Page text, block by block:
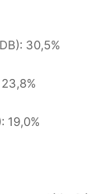
30,5%
19,0%